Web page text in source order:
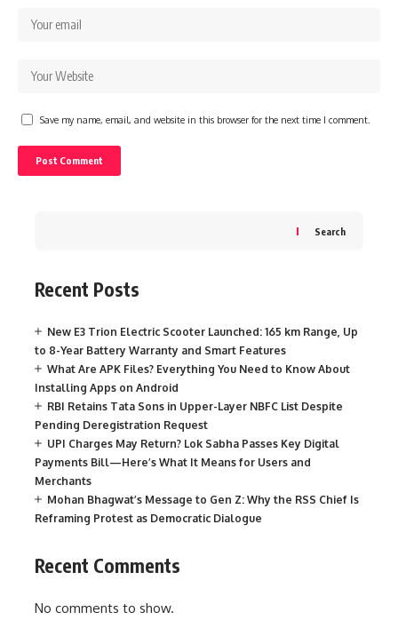
Save my name, email, and website in this browser for the next time I comment.
Search
Recent Posts
New E3 Trion Electric Scooter Launched: 165 km Range, Up
to 8-Year Battery Warranty and Smart Features
What Are APK Files? Everything You Need to Know About
Installing Apps on Android
RBI Retains Tata Sons in Upper-Layer NBFC List Despite
Pending Deregistration Request
UPI Charges May Return? Lok Sabha Passes Key Digital
Payments Bill—Here’s What It Means for Users and
Merchants
Mohan Bhagwat’s Message to Gen Z: Why the RSS Chief Is
Reframing Protest as Democratic Dialogue
Recent Comments
No comments to show.